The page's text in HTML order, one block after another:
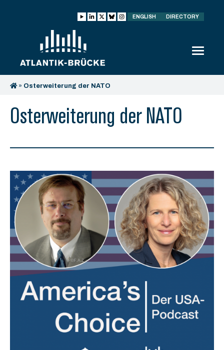
ENGLISH DIRECTORY
» Osterweiterung der NATO
Osterweiterung der NATO